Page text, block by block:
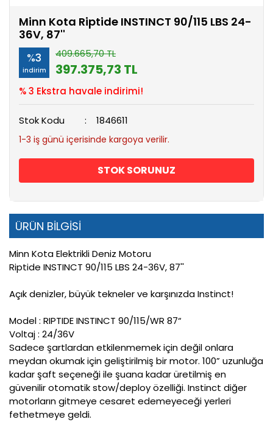
Minn Kota Riptide INSTINCT 90/115 LBS 24-
36V, 87''
%3
indirim
409.665,70 TL
397.375,73 TL
% 3 Ekstra havale indirimi!
Stok Kodu 1846611
1-3 iş günü içerisinde kargoya verilir.
STOK SORUNUZ
ÜRÜN BİLGİSİ
Minn Kota Elektrikli Deniz Motoru
Riptide INSTINCT 90/115 LBS 24-36V, 87''
Açık denizler, büyük tekneler ve karşınızda Instinct!
Model: RIPTIDE INSTINCT 90/115/WR 87“
Voltaj: 24/36V
Sadece şartlardan etkilenmemek için değil onlara
meydan okumak için geliştirilmiş bir motor. 100” uzunluğa
kadar şaft seçeneği ile şuana kadar üretilmiş en
güvenilir otomatik stow/deploy özelliği. Instinct diğer
motorların gitmeye cesaret edemeyeceği yerleri
fethetmeye geldi.